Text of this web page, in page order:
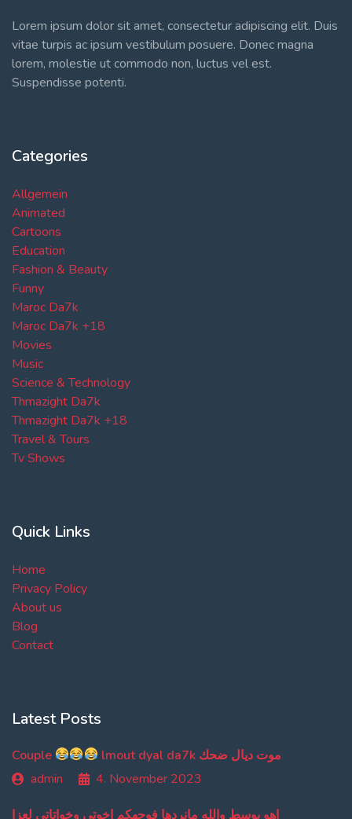
Lorem ipsum dolor sit amet, consectetur adipiscing elit. Duis
vitae turpis ac ipsum vestibulum posuere. Donec magna
lorem, molestie ut commodo non, luctus vel est.
Suspendisse potenti.
Categories
Allgemein
Animated
Cartoons
Education
Fashion & Beauty
Funny
Maroc Da7k
Maroc Da7k +18
Movies
Music
Science & Technology
Thmazight Da7k
Thmazight Da7k +18
Travel & Tours
Tv Shows
Quick Links
Home
Privacy Policy
About us
Blog
Contact
Latest Posts
Couple
lmout dyal da7k موت ديال ضحك
admin
4. November 2023
اهو بوسط والله مانردها فوجهكم اخوتي وخواتاتي لعزا